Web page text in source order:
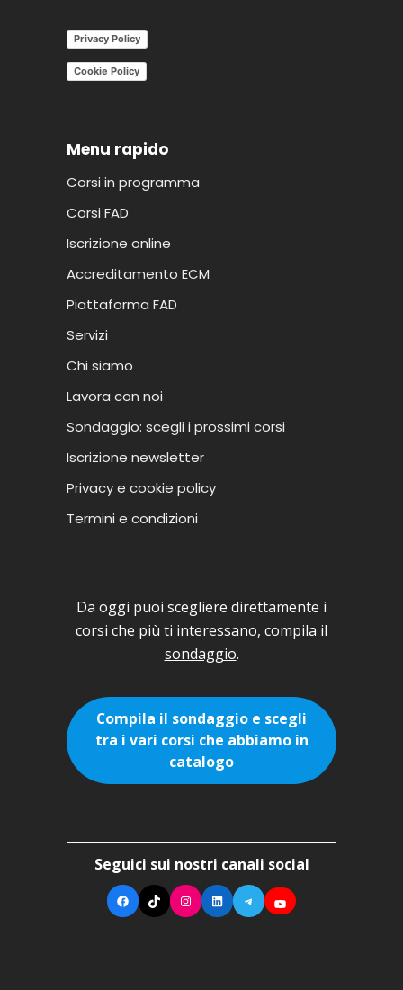
Privacy Policy
Cookie Policy
Menu rapido
Corsi in programma
Corsi FAD
Iscrizione online
Accreditamento ECM
Piattaforma FAD
Servizi
Chi siamo
Lavora con noi
Sondaggio: scegli i prossimi corsi
Iscrizione newsletter
Privacy e cookie policy
Termini e condizioni
Da oggi puoi scegliere direttamente i
corsi che più ti interessano, compila il
sondaggio.
Compila il sondaggio e scegli
tra i vari corsi che abbiamo in
catalogo
Seguici sui nostri canali social